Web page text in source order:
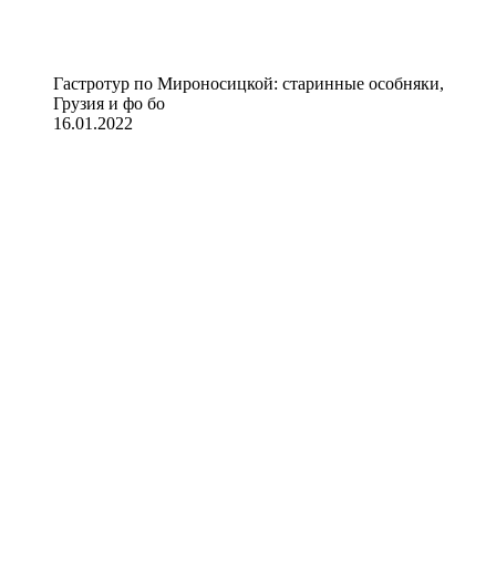
Гастротур по Мироносицкой: старинные особняки,
Грузия и фо бо
16.01.2022